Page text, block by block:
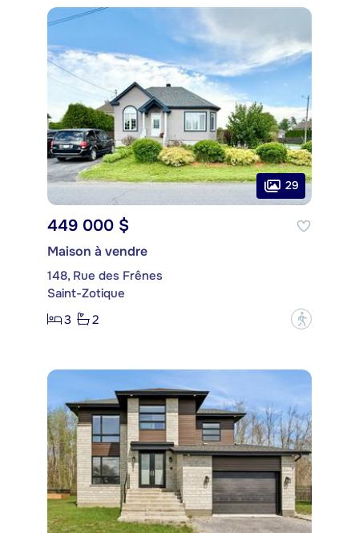
29
449 000 $
Maison à vendre
148, Rue des Frênes
Saint-Zotique
3
2 ?